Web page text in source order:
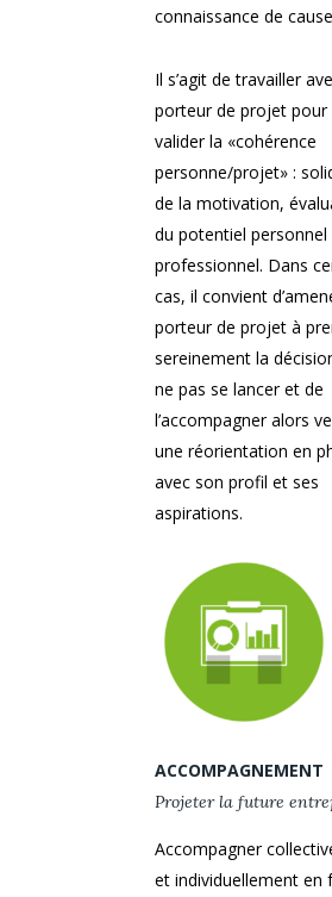
connaissance de
Il s’agit de travailler
porteur de projet pour
valider la «cohérence
personne/projet» :
de la motivation,
du potentiel personnel
professionnel. Dans
cas, il convient
porteur de projet à
sereinement la
ne pas se lancer et de
l’accompagner alors
une réorientation en
avec son profil et ses
aspirations.
ACCOMPAGNEMENT
Projeter la future
Accompagner
et individuellement en